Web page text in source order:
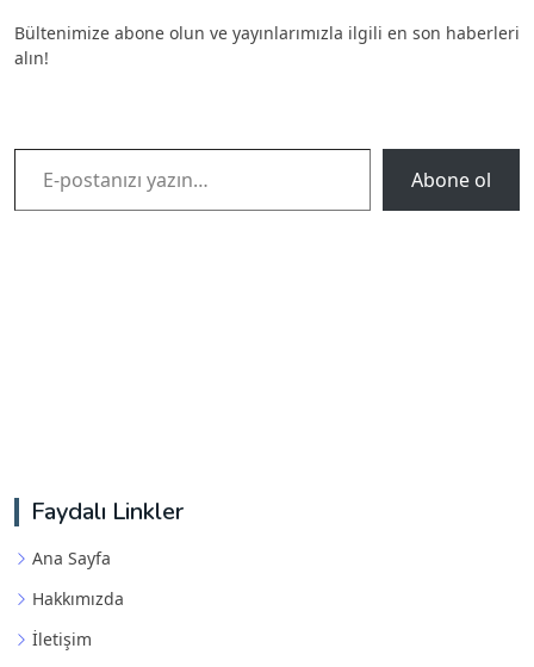
Bültenimize abone olun ve yayınlarımızla ilgili en son haberleri
alın!
E-postanızı yazın…
Abone ol
Faydalı Linkler
Ana Sayfa
Hakkımızda
İletişim